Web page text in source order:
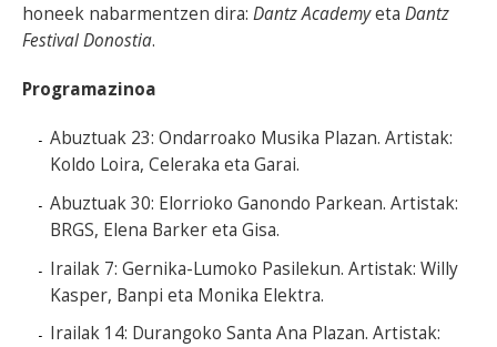
honeek nabarmentzen dira: Dantz Academyeta Dantz
Festival Donostia.
Programazinoa
Abuztuak 23: Ondarroako Musika Plazan. Artistak:
Koldo Loira, Celeraka eta Garai.
Abuztuak 30: Elorrioko Ganondo Parkean. Artistak:
BRGS, Elena Barker eta Gisa.
Irailak 7: Gernika-Lumoko Pasilekun. Artistak: Willy
Kasper, Banpi eta Monika Elektra.
Irailak 14: Durangoko Santa Ana Plazan. Artistak: